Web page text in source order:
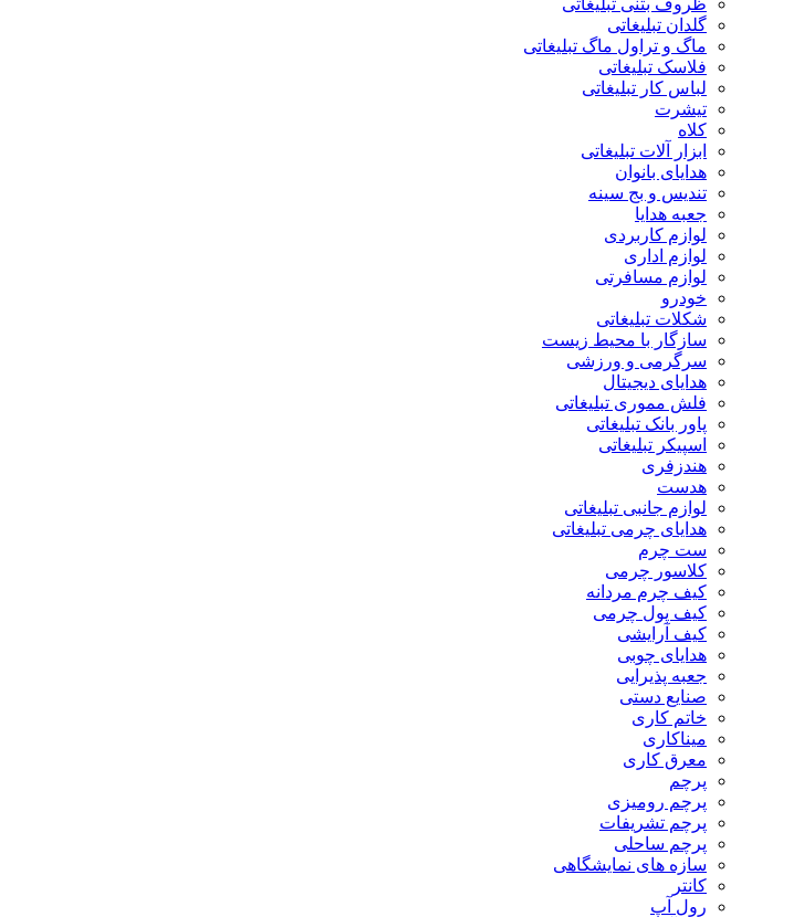
ظروف بتنی تبلیغاتی
گلدان تبلیغاتی
ماگ و تراول ماگ تبلیغاتی
فلاسک تبلیغاتی
لباس کار تبلیغاتی
تیشرت
کلاه
ابزار آلات تبلیغاتی
هدایای بانوان
تندیس و بج سینه
جعبه هدایا
لوازم کاربردی
لوازم اداری
لوازم مسافرتی
خودرو
شکلات تبلیغاتی
سازگار با محیط زیست
سرگرمی و ورزشی
هدایای دیجیتال
فلش مموری تبلیغاتی
پاور بانک تبلیغاتی
اسپیکر تبلیغاتی
هندزفری
هدست
لوازم جانبی تبلیغاتی
هدایای چرمی تبلیغاتی
ست چرم
کلاسور چرمی
کیف چرم مردانه
کیف پول چرمی
کیف آرایشی
هدایای چوبی
جعبه پذیرایی
صنایع دستی
خاتم کاری
میناکاری
معرق کاری
پرچم
پرچم رومیزی
پرچم تشریفات
پرچم ساحلی
سازه های نمایشگاهی
کانتر
رول آپ